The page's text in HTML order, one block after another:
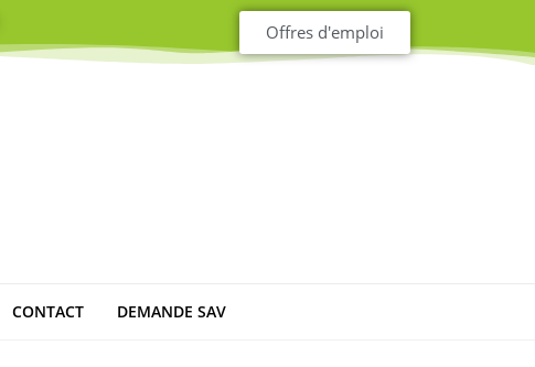
Offres d'emploi
CONTACT DEMANDE SAV